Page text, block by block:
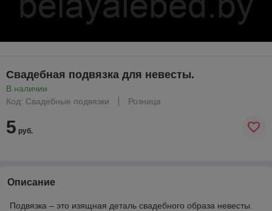
Свадебная подвязка для невесты.
В наличии
Код: Свадебные подвязки
Розница
5 руб.
Описание
Подвязка – это изящная деталь свадебного образа невесты.